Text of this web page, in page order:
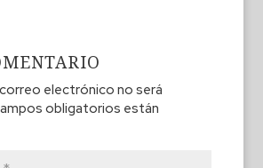
electrónico no será
obligatorios están